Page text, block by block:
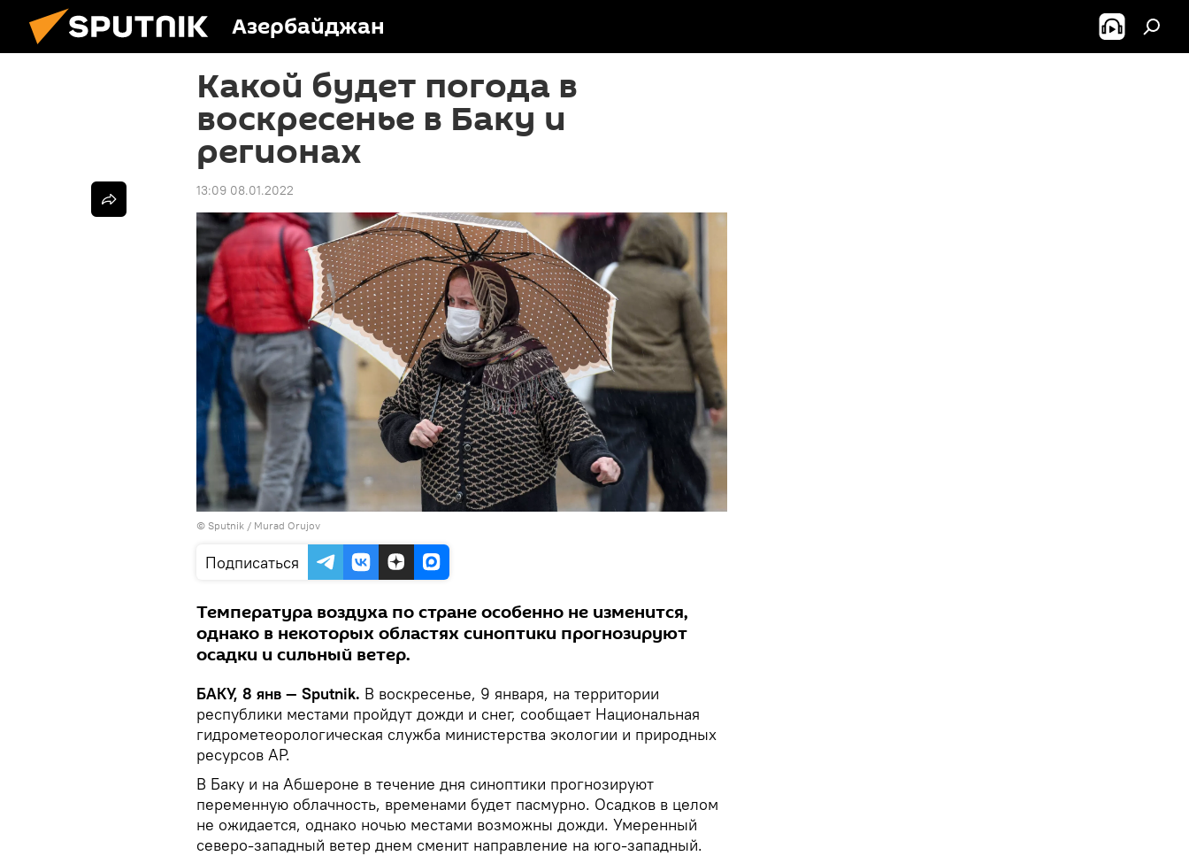
Азербайджан
Какой будет погода в
воскресенье в Баку и
регионах
13:09 08.01.2022
© Sputnik / Murad Orujov
Подписаться
Температура воздуха по стране особенно не изменится,
однако в некоторых областях синоптики прогнозируют
осадки и сильный ветер.
БАКУ, 8 янв — Sputnik. В воскресенье, 9 января, на территории
республики местами пройдут дожди и снег, сообщает Национальная
гидрометеорологическая служба министерства экологии и природных
ресурсов АР.
В Баку и на Абшероне в течение дня синоптики прогнозируют
переменную облачность, временами будет пасмурно. Осадков в целом
не ожидается, однако ночью местами возможны дожди. Умеренный
северо-западный ветер днем сменит направление на юго-западный.